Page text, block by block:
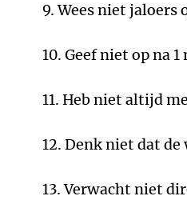
9. Wees niet jaloers
10. Geef niet op na
11. Heb niet altijd
12. Denk niet dat
13. Verwacht niet